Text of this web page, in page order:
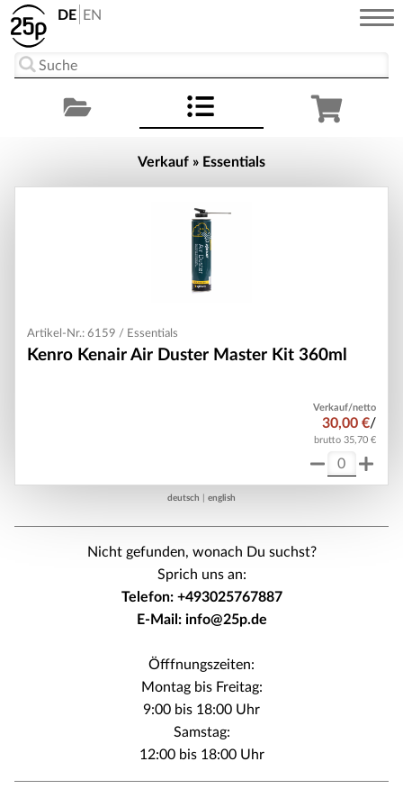
Verkauf » Essentials
Artikel-Nr.: 6159 / Essentials
Kenro Kenair Air Duster Master Kit 360ml
Verkauf/netto
30,00 €/
brutto 35,70 €
deutsch english
Nicht gefunden, wonach Du suchst?
Sprich uns an:
Telefon: +493025767887
E-Mail: info@25p.de
Öfffnungszeiten:
Montag bis Freitag:
9:00 bis 18:00 Uhr
Samstag:
12:00 bis 18:00 Uhr
DE EN